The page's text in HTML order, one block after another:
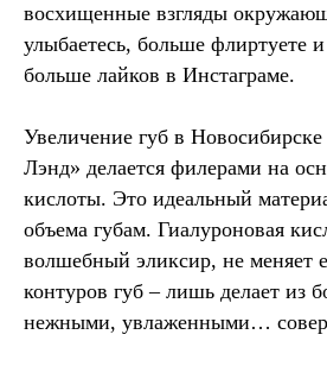
восхищенные взгляды
улыбаетесь, больше флиртуете
больше лайков в Инстаграме.
Увеличение губ в
Лэнд» делается филерами на
кислоты. Это идеальный
объема губам. Гиалуроновая
волшебный эликсир, не меняет
контуров губ – лишь делает из
нежными, увлаженными…